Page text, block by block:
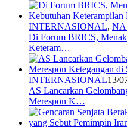
INTERNASIONAL,
Di Forum BRICS,
Keteram…
INTERNASIONAL13/
AS Lancarkan
Merespon K…